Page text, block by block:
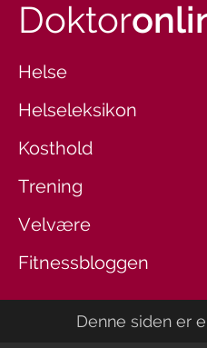
Doktor
Helse
Helseleksikon
Kosthold
Trening
Velvære
Fitnessbloggen
Denne siden er